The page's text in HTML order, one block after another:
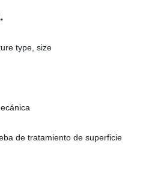
type, size
de tratamiento de superficie